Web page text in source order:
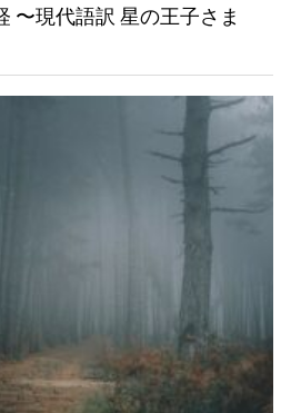
〜現代語訳 星の王子さま